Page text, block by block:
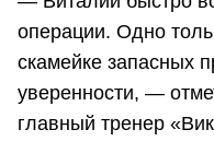
операции. Одно
скамейке запасных
уверенности, —
главный тренер